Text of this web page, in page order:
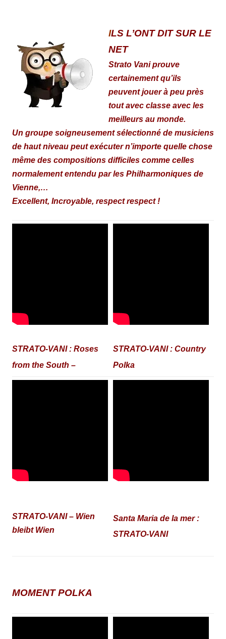
ILS L’ONT DIT SUR LE
NET
Strato Vani prouve
certainement qu’ils
peuvent jouer à peu près
tout avec classe avec les
meilleurs au monde.
Un groupe soigneusement sélectionné de musiciens
de haut niveau peut exécuter n’importe quelle chose
même des compositions difficiles comme celles
normalement entendu par les Philharmoniques de
Vienne,…
Excellent, Incroyable, respect respect !
STRATO-VANI : Roses
from the South –
STRATO-VANI : Country
Polka
STRATO-VANI – Wien
bleibt Wien
Santa Maria de la mer :
STRATO-VANI
MOMENT POLKA